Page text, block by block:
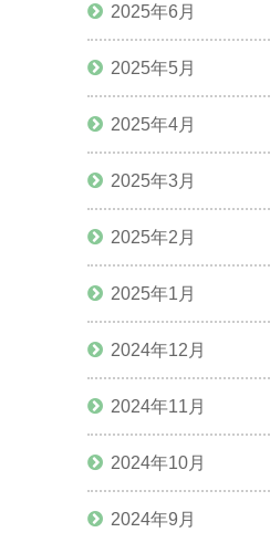
2025年6月
2025年5月
2025年4月
2025年3月
2025年2月
2025年1月
2024年12月
2024年11月
2024年10月
2024年9月